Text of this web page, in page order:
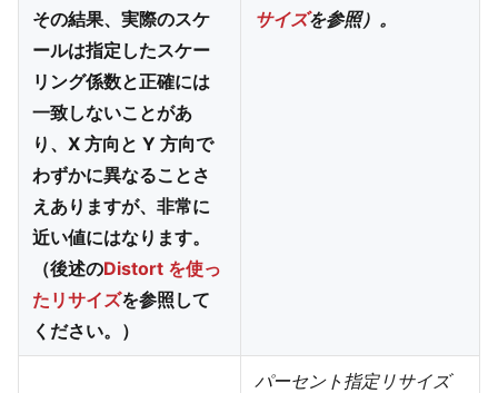
その結果、実際のスケ
ールは指定したスケー
リング係数と正確には
一致しないことがあ
り、X 方向と Y 方向で
わずかに異なることさ
えありますが、非常に
近い値にはなります。
（後述のDistort を使っ
たリサイズを参照して
ください。）
サイズを参照）。
パーセント指定リサイズ